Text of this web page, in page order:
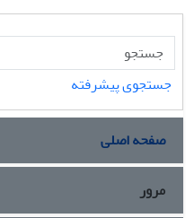
جستجوی پیشرفته
صفحه اصلی
مرور